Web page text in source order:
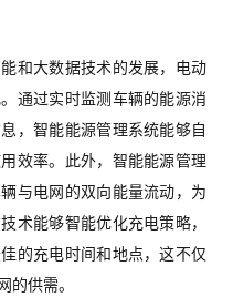
和大数据技术的发展，电动
通过实时监测车辆的能源消
，智能能源管理系统能够自
效率。此外，智能能源管理
与电网的双向能量流动，为
术能够智能优化充电策略，
的充电时间和地点，这不仅
的供需。